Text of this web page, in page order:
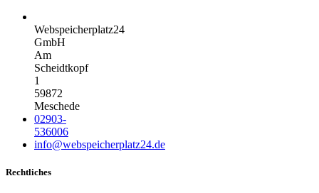
Webspeicherplatz24
GmbH
Am
Scheidtkopf
1
59872
Meschede
02903-
536006
info@webspeicherplatz24.de
Rechtliches